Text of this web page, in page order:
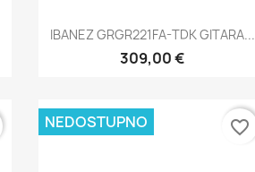
Brzi pregled
IBANEZ GRGR221FA-TDK GITARA...
309,00 €
NEDOSTUPNO favorite_border